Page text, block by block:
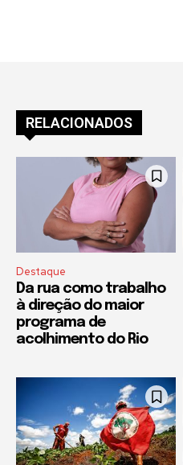
RELACIONADOS
Destaque
Da rua como trabalho
à direção do maior
programa de
acolhimento do Rio